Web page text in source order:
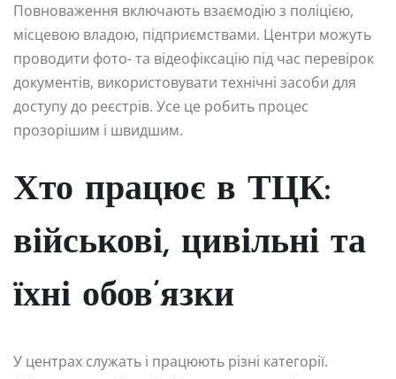
Повноваження включають взаємодію з поліцією,
місцевою владою, підприємствами. Центри можуть
проводити фото- та відеофіксацію під час перевірок
документів, використовувати технічні засоби для
доступу до реєстрів. Усе це робить процес
прозорішим і швидшим.
Хто працює в ТЦК:
військові, цивільні та
їхні обов’язки
У центрах служать і працюють різні категорії.